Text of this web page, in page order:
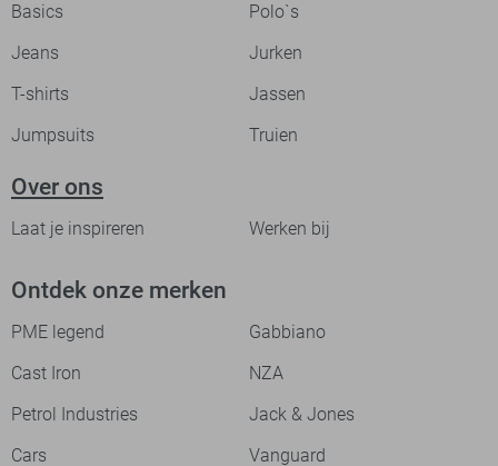
Basics
Polo`s
Jeans
Jurken
T-shirts
Jassen
Jumpsuits
Truien
Over ons
Laat je inspireren Werken bij
Ontdek onze merken
PME legend
Gabbiano
Cast Iron
NZA
Petrol Industries
Jack & Jones
Cars
Vanguard